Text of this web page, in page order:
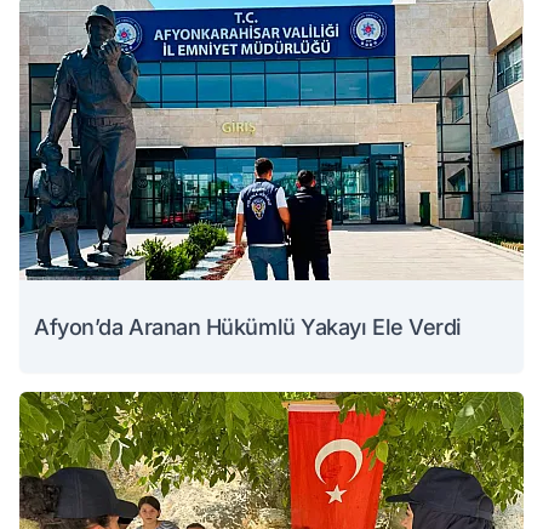
Afyon’da Aranan Hükümlü Yakayı Ele Verdi